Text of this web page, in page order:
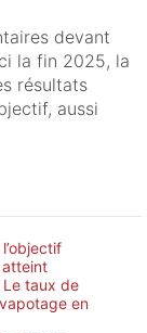
devant
la fin 2025, la
résultats
aussi
atteint
Le taux de
en